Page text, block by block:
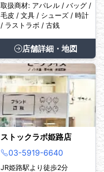
取扱商材: アパレル / バッグ /
毛皮 / 文具 / シューズ / 時計
/ ラストラボ / 古銭
店舗詳細・地図
ストックラボ姫路店
03-5919-6640
JR姫路駅より徒歩2分